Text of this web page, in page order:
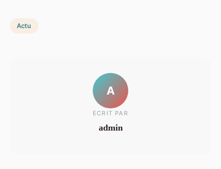
Actu
A
ECRIT PAR
admin